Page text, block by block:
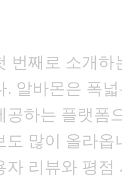
번째로 소개하
. 알바몬은 폭
공하는 플랫폼
도 많이 올라
자 리뷰와 평점